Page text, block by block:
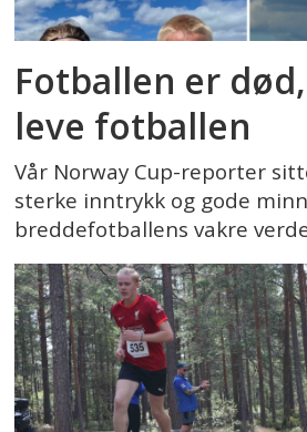
Fotballen er
leve fotballen
Vår Norway Cup-reporter
sterke inntrykk og gode
breddefotballens vakre